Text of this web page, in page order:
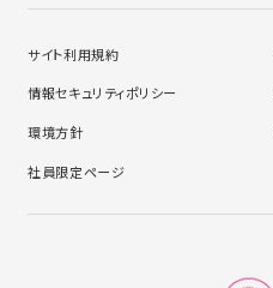
サイト利用規約
情報セキュリティポリシー
環境方針
社員限定ページ